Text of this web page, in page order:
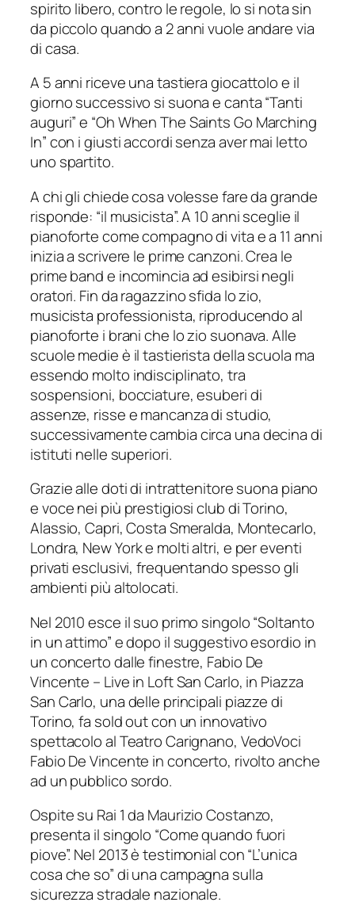
spirito libero, contro le regole, lo si nota sin
da piccolo quando a 2 anni vuole andare via
di casa.
A 5 anni riceve una tastiera giocattolo e il
giorno successivo si suona e canta “Tanti
auguri” e “Oh When The Saints Go Marching
In” con i giusti accordi senza aver mai letto
uno spartito.
A chi gli chiede cosa volesse fare da grande
risponde: “il musicista”. A 10 anni sceglie il
pianoforte come compagno di vita e a 11 anni
inizia a scrivere le prime canzoni. Crea le
prime band e incomincia ad esibirsi negli
oratori. Fin da ragazzino sfida lo zio,
musicista professionista, riproducendo al
pianoforte i brani che lo zio suonava. Alle
scuole medie è il tastierista della scuola ma
essendo molto indisciplinato, tra
sospensioni, bocciature, esuberi di
assenze, risse e mancanza di studio,
successivamente cambia circa una decina di
istituti nelle superiori.
Grazie alle doti di intrattenitore suona piano
e voce nei più prestigiosi club di Torino,
Alassio, Capri, Costa Smeralda, Montecarlo,
Londra, New York e molti altri, e per eventi
privati esclusivi, frequentando spesso gli
ambienti più altolocati.
Nel 2010 esce il suo primo singolo “Soltanto
in un attimo” e dopo il suggestivo esordio in
un concerto dalle finestre, Fabio De
Vincente – Live in Loft San Carlo, in Piazza
San Carlo, una delle principali piazze di
Torino, fa sold out con un innovativo
spettacolo al Teatro Carignano, VedoVoci
Fabio De Vincente in concerto, rivolto anche
ad un pubblico sordo.
Ospite su Rai 1 da Maurizio Costanzo,
presenta il singolo “Come quando fuori
piove”. Nel 2013 è testimonial con “L’unica
cosa che so” di una campagna sulla
sicurezza stradale nazionale.